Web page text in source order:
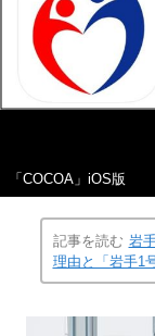
「COCOA」iOS版
記事を読む 岩
理由と「岩手1